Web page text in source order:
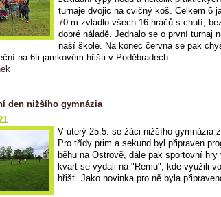
turnaje dvojic na cvičný koš. Celkem 6
70 m zvládlo všech 16 hráčů s chutí,
dobré náladě. Jednalo se o první turnaj
naší škole. Na konec června se pak
na 6ti jamkovém hřišti v Poděbradech.
den nižšího gymnázia
V úterý 25.5. se žáci nižšího gymnázia
Pro třídy prim a sekund byl připraven
běhu na Ostrově, dále pak sportovní
kvart se vydali na "Rému", kde využili
hřišť. Jako novinka pro ně byla